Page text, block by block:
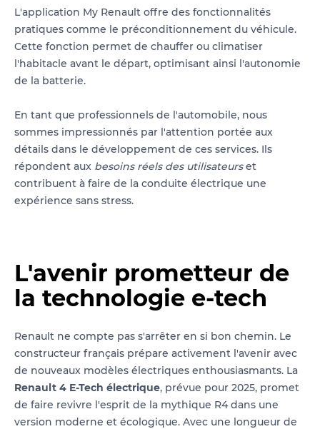
L'application My Renault offre des fonctionnalités
pratiques comme le préconditionnement du véhicule.
Cette fonction permet de chauffer ou climatiser
l'habitacle avant le départ, optimisant ainsi l'autonomie
de la batterie.
En tant que professionnels de l'automobile, nous
sommes impressionnés par l'attention portée aux
détails dans le développement de ces services. Ils
répondent aux besoins réels des utilisateurset
contribuent à faire de la conduite électrique une
expérience sans stress.
L'avenir prometteur de
la technologie e-tech
Renault ne compte pas s'arrêter en si bon chemin. Le
constructeur français prépare activement l'avenir avec
de nouveaux modèles électriques enthousiasmants. La
Renault 4 E-Tech électrique, prévue pour 2025, promet
de faire revivre l'esprit de la mythique R4 dans une
version moderne et écologique. Avec une longueur de